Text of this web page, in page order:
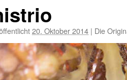
20. Oktober 2014 | Die